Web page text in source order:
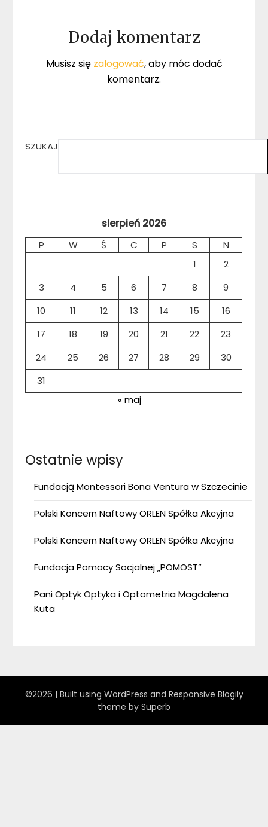
Dodaj komentarz
Musisz się zalogować, aby móc dodać
komentarz.
SZUKAJ
sierpień 2026
P W Ś C P S
N
1
2
3
4 5 6 7 8
9
10
11 12 13 14 15
16
17
18 19 20 21 22
23
24
25 26 27 28 29
30
31
« maj
Ostatnie wpisy
Fundacją Montessori Bona Ventura w Szczecinie
Polski Koncern Naftowy ORLEN Spółka Akcyjna
Polski Koncern Naftowy ORLEN Spółka Akcyjna
Fundacja Pomocy Socjalnej „POMOST”
Pani Optyk Optyka i Optometria Magdalena
Kuta
©2026 | Built using WordPress and Responsive Blogily
theme by Superb